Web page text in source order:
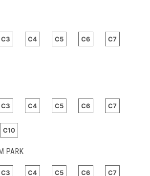
C3 C4 C5 C6 C7
C3 C4 C5 C6 C7
C10
PARK
C3 C4 C5 C6 C7